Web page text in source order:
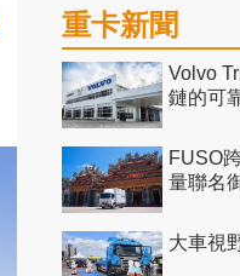
重卡新聞
Volvo
鏈的可
FUSO
量聯名
大車視